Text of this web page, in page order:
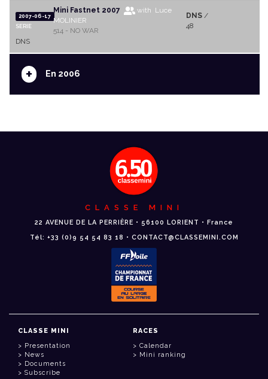
2007-06-17
SERIE
Mini Fastnet 2007
with Luce
MOLINIER
514 - NO WAR
DNS/
48
DNS
+ En 2006
CLASSE MINI
22 AVENUE DE LA PERRIÈRE • 56100 LORIENT • France
Tél: +33 (0)9 54 54 83 18 • CONTACT@CLASSEMINI.COM
CLASSE MINI
Presentation
News
Documents
Subscribe
RACES
Calendar
Mini ranking